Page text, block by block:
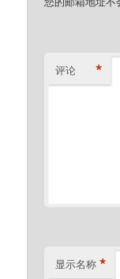
评论 *
显示名称 *